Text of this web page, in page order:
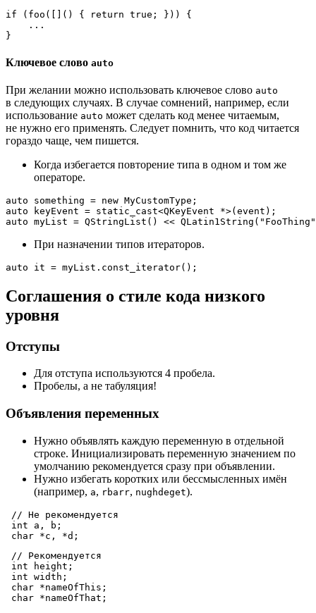
if ( foo ([]() { return true ; })) {
    ...
Ключевое слово auto
При желании можно использовать ключевое слово auto
в следующих случаях. В случае сомнений, например, если
использование auto может сделать код менее читаемым,
не нужно его применять. Следует помнить, что код читается
гораздо чаще, чем пишется.
Когда избегается повторение типа в одном и том же
операторе.
auto something = new
auto keyEvent = static_cast
auto myList = QStringList () << QLatin1String ( "FooThing"
При назначении типов итераторов.
auto it = myList. const_iterator
Соглашения о стиле кода низкого
уровня
Отступы
Для отступа используются 4 пробела.
Пробелы, а не табуляция!
Объявления переменных
Нужно объявлять каждую переменную в отдельной
строке. Инициализировать переменную значением по
умолчанию рекомендуется сразу при объявлении.
Нужно избегать коротких или бессмысленных имён
(например, a, rbarr, nughdeget).
// Не рекомендуется
int a, b;
char
// Рекомендуется
int height;
int width;
char *nameOfThis;
char